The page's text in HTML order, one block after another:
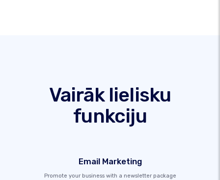
Vairāk lielisku
funkciju
Email Marketing
Promote your business with a newsletter package